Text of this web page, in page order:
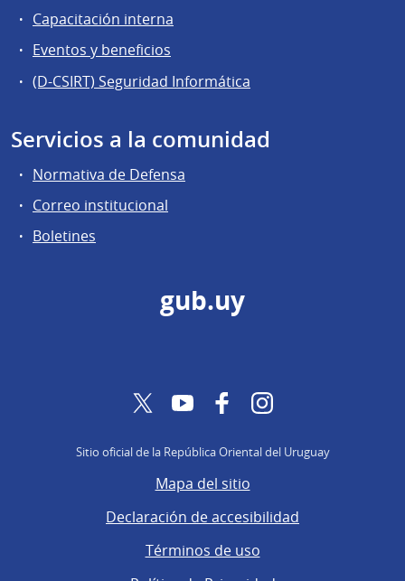
Capacitación interna
Eventos y beneficios
(D-CSIRT) Seguridad Informática
Servicios a la comunidad
Normativa de Defensa
Correo institucional
Boletines
gub.uy
TwitterYouTubeFacebookInstagram
Sitio oficial de la República Oriental del Uruguay
Mapa del sitio
Declaración de accesibilidad
Términos de uso